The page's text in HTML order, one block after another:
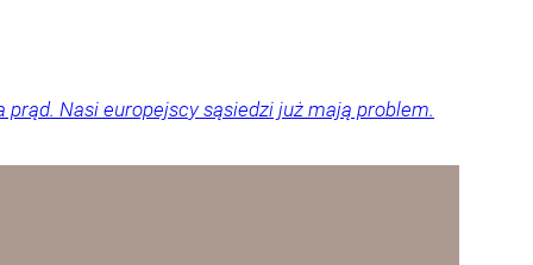
prąd. Nasi europejscy sąsiedzi już mają problem.